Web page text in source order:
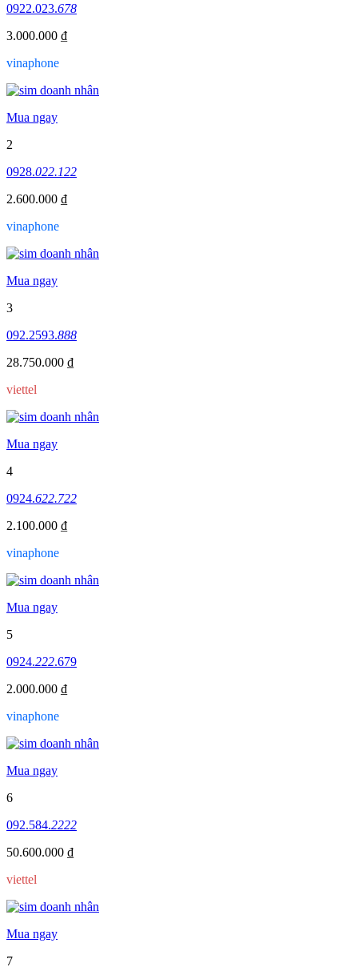
0922.023.678
3.000.000 ₫
vinaphone
Mua ngay
2
0928.022.122
2.600.000 ₫
vinaphone
Mua ngay
3
092.2593.888
28.750.000 ₫
viettel
Mua ngay
4
0924.622.722
2.100.000 ₫
vinaphone
Mua ngay
5
0924.222.679
2.000.000 ₫
vinaphone
Mua ngay
6
092.584.2222
50.600.000 ₫
viettel
Mua ngay
7